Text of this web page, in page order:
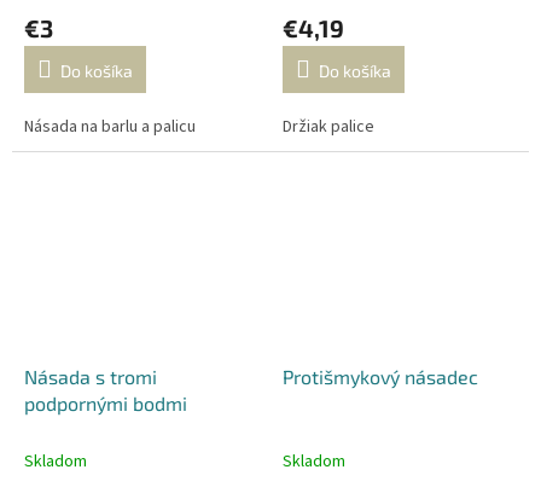
€3
Do košíka
Násada na barlu a palicu
€4,19
Do košíka
Držiak palice
Násada s tromi
podpornými bodmi
Skladom
Protišmykový násadec
Skladom